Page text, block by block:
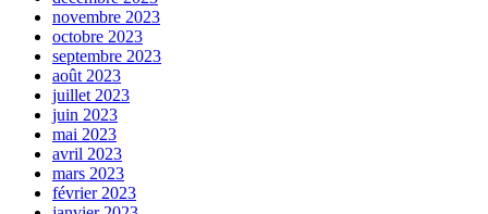
novembre 2023
octobre 2023
septembre 2023
août 2023
juillet 2023
juin 2023
mai 2023
avril 2023
mars 2023
février 2023